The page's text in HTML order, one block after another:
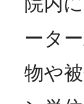
ータ
物や